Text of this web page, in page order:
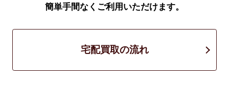
簡単手間なくご利用いただけます。
宅配買取の流れ